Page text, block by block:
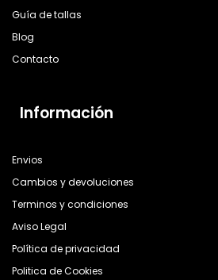
Guía de tallas
Blog
Contacto
Información
Envios
Cambios y devoluciones
Terminos y condiciones
Aviso Legal
Política de privacidad
Politica de Cookies